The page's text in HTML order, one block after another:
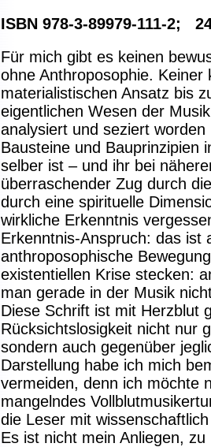
ISBN 978-3-89979-111-2;
Für mich gibt es keinen
ohne Anthroposophie. Keiner
materialistischen Ansatz bis
eigentlichen Wesen der
analysiert und seziert
Bausteine und Bauprinzipien
selber ist – und ihr bei
überraschender Zug durch
durch eine spirituelle
wirkliche Erkenntnis
Erkenntnis-Anspruch: das ist
anthroposophische
existentiellen Krise stecken:
man gerade in der Musik
Diese Schrift ist mit Herzblut
Rücksichtslosigkeit nicht nur
sondern auch gegenüber
Darstellung habe ich mich
vermeiden, denn ich möchte
mangelndes
die Leser mit
Es ist nicht mein Anliegen,